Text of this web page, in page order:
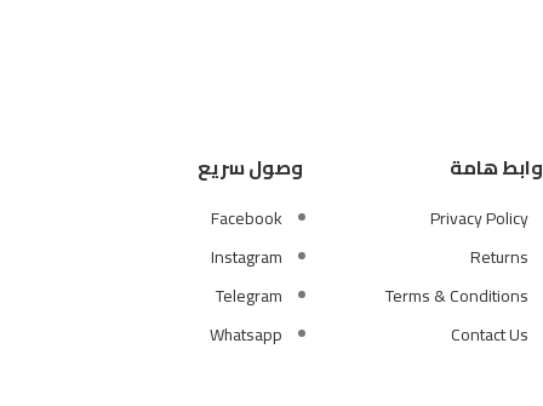
هامة
Privacy Policy
Returns
Terms & Conditions
Contact Us
وصول سريع
Facebook
Instagram
Telegram
Whatsapp